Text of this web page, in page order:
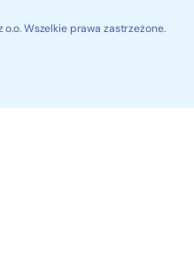
Wszelkie prawa zastrzeżone.